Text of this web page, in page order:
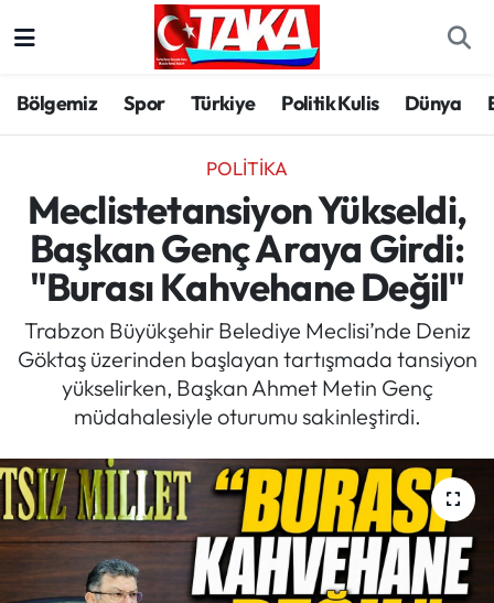
Bölgemiz Spor Türkiye Politik Kulis Dünya
POLITIKA
Meclistetansiyon Yükseldi,
Başkan Genç Araya Girdi:
"Burası Kahvehane Değil"
Trabzon Büyükşehir Belediye Meclisi’nde Deniz
Göktaş üzerinden başlayan tartışmada tansiyon
yükselirken, Başkan Ahmet Metin Genç
müdahalesiyle oturumu sakinleştirdi.
Spor
Türkiye
Kültür/Sanat
Politika
Politik Kulis
Dünya
Magazin
Mektup Galeri
Röportaj
Trabzon Hava Durumu
Trabzon Trafik Yoğunluk Haritası
Süper Lig Puan Durumu ve Fikstür
Tüm Manşetler
Son Dakika Haberleri
Haber Arşivi